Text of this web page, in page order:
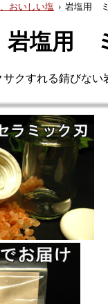
おいしい塩 › 岩塩用
岩塩用
サクすれる錆びない